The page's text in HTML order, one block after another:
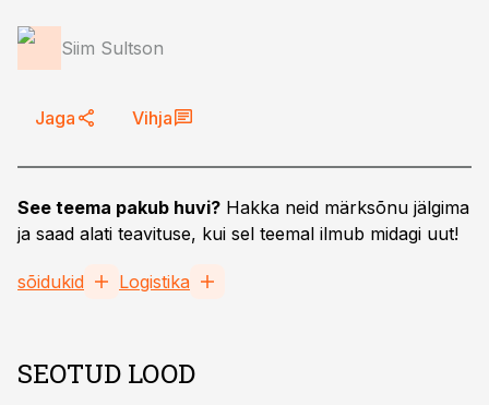
Siim Sultson
Jaga Vihja
See teema pakub huvi? Hakka neid märksõnu jälgima
ja saad alati teavituse, kui sel teemal ilmub midagi uut!
sõidukid Logistika
SEOTUD LOOD